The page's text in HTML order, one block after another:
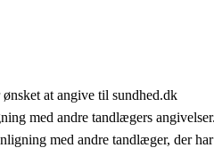
at angive til sundhed.dk
med andre tandlægers angivelser.
med andre tandlæger, der